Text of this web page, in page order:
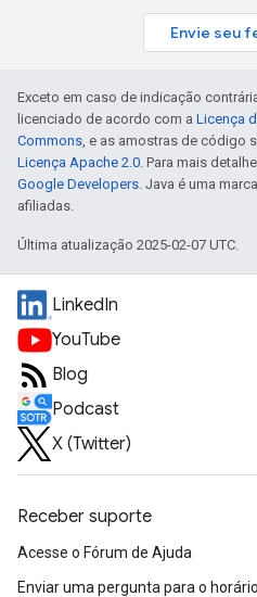
Envie seu
Exceto em caso de indicação
licenciado de acordo com a Licença
Commons , e as amostras de código
Licença Apache 2.0 . Para mais
Google Developers . Java é uma
afiliadas.
Última atualização 2025-02-07 UTC.
LinkedIn
YouTube
Blog
Podcast
X (Twitter)
Receber suporte
Acesse o Fórum de Ajuda
Enviar uma pergunta para o